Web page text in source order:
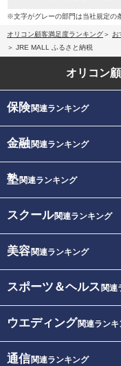
※文字がグレーの部門は当社規定の
オリコン顧客満足度ランキング
お
JRE MALL ふるさと納税
オリコン
保険関連ランキング
金融関連ランキング
塾関連ランキング
スクール関連ランキング
美容関連ランキング
スポーツ＆ヘルス 関連
ウエディング関連ランキ
通信関連ランキング